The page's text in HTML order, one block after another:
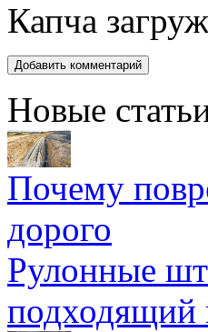
Капча
Новые
Почему
дорого
Рулонные
подходящий